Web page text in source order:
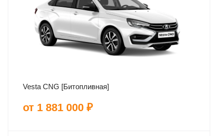
Vesta CNG [Битопливная]
от 1 881 000 ₽